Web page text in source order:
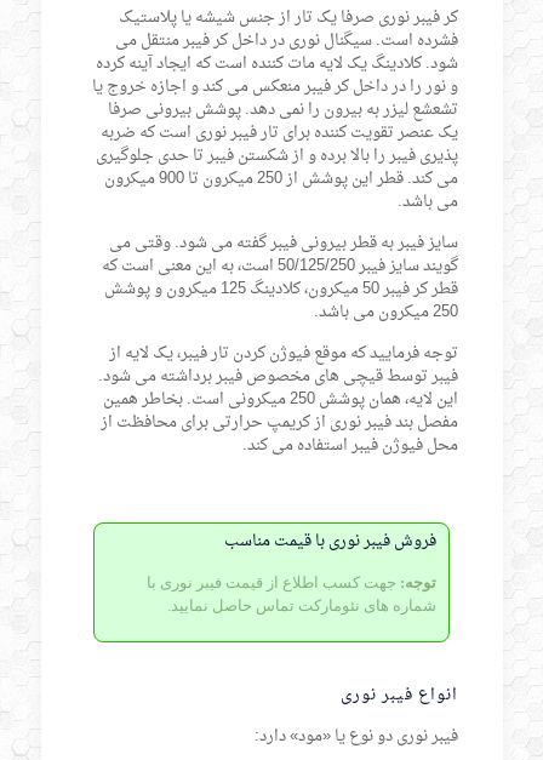
کر فیبر نوری صرفا یک تار از جنس شیشه یا پلاستیک
فشرده است. سیگنال نوری در داخل کر فیبر منتقل می
شود. کلادینگ یک لایه مات کننده است که ایجاد آینه کرده
و نور را در داخل کر فیبر منعکس می کند و اجازه خروج یا
تشعشع لیزر به بیرون را نمی دهد. پوشش بیرونی صرفا
یک عنصر تقویت کننده برای تار فیبر نوری است که ضربه
پذیری فیبر را بالا برده و از شکستن فیبر تا حدی جلوگیری
می کند. قطر این پوشش از 250 میکرون تا 900 میکرون
می باشد.
سایز فیبر به قطر بیرونی فیبر گفته می شود. وقتی می
گویند سایز فیبر 50/125/250 است، به این معنی است که
قطر کر فیبر 50 میکرون، کلادینگ 125 میکرون و پوشش
250 میکرون می باشد.
توجه فرمایید که موقع فیوژن کردن تار فیبر، یک لایه از
فیبر توسط قیچی های مخصوص فیبر برداشته می شود.
این لایه، همان پوشش 250 میکرونی است. بخاطر همین
مفصل بند فیبر نوری از کریمپ حرارتی برای محافظت از
محل فیوژن فیبر استفاده می کند.
فروش فیبر نوری با قیمت مناسب
توجه: جهت کسب اطلاع از قیمت فیبر نوری با
شماره های نئومارکت تماس حاصل نمایید.
انواع فیبر نوری
فیبر نوری دو نوع یا «مود» دارد: